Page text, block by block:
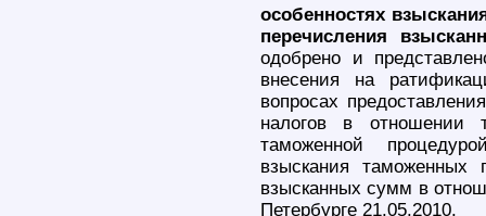
особенностях
перечисления
одобрено и
внесения на
вопросах
налогов в отношении
таможенной
взыскания таможенных
взысканных сумм в
Петербурге 21.05.2010.